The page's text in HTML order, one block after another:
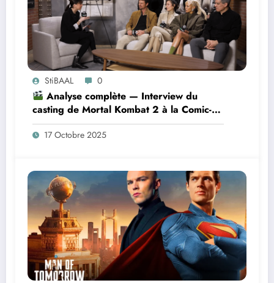
StiBAAL 0
Analyse complète — Interview du
casting de Mortal Kombat 2 à la Comic-
Con 2025
17 Octobre 2025